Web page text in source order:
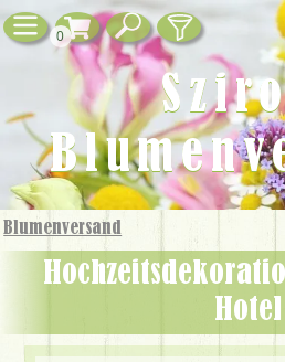
0
Blumenversand
Hochzeitsdekoration im Marriott
Hotel